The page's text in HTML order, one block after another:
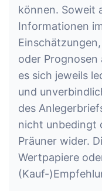
können. Soweit
Informationen
oder
es sich jeweils
und
des
nicht unbedingt
Präuner wider.
Wertpapiere
(Kauf-